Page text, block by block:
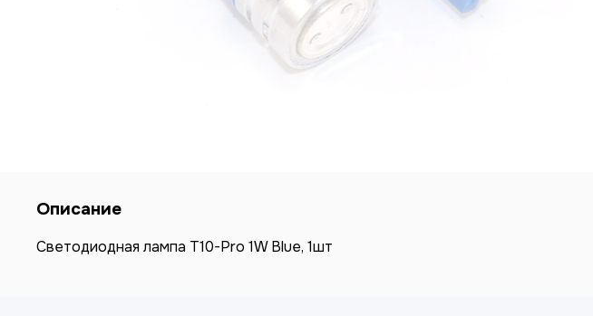
Описание
Светодиодная лампа T10-Pro 1W Blue, 1шт